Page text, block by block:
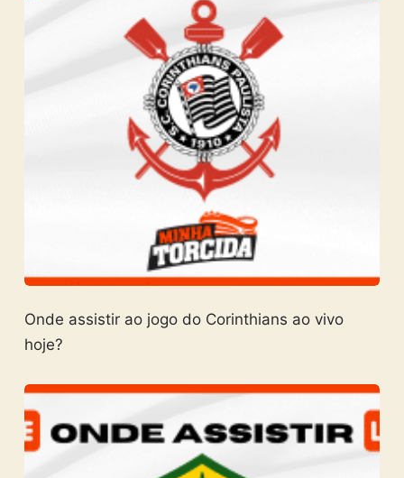
Onde assistir ao jogo do Corinthians ao vivo
hoje?